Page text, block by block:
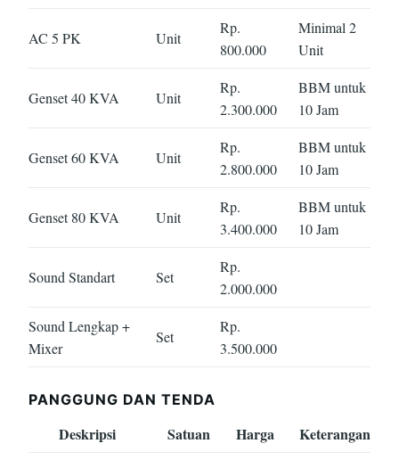
AC 5 PK Unit
Rp.
800.000
Minimal 2
Unit
Genset 40 KVA Unit
Rp.
2.300.000
BBM untuk
10 Jam
Genset 60 KVA Unit
Rp.
2.800.000
BBM untuk
10 Jam
Genset 80 KVA Unit
Rp.
3.400.000
BBM untuk
10 Jam
Sound Standart Set
Rp.
2.000.000
Sound Lengkap +
Mixer
Set
Rp.
3.500.000
PANGGUNG DAN TENDA
Deskripsi Satuan Harga Keterangan